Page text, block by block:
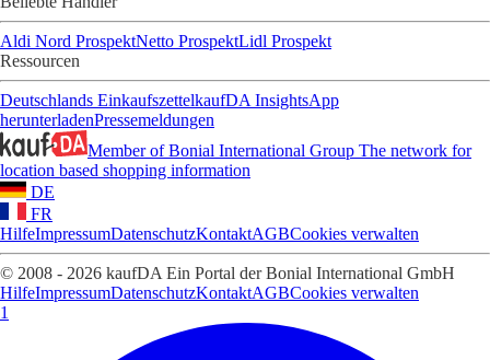
Aldi Nord ProspektNetto ProspektLidl Prospekt
Ressourcen
Deutschlands EinkaufszettelkaufDA InsightsApp
herunterladenPressemeldungen
Member of Bonial International Group The network for
location based shopping information
DE
FR
HilfeImpressumDatenschutzKontaktAGBCookies verwalten
© 2008 - 2026 kaufDA Ein Portal der Bonial International GmbH
HilfeImpressumDatenschutzKontaktAGBCookies verwalten
1